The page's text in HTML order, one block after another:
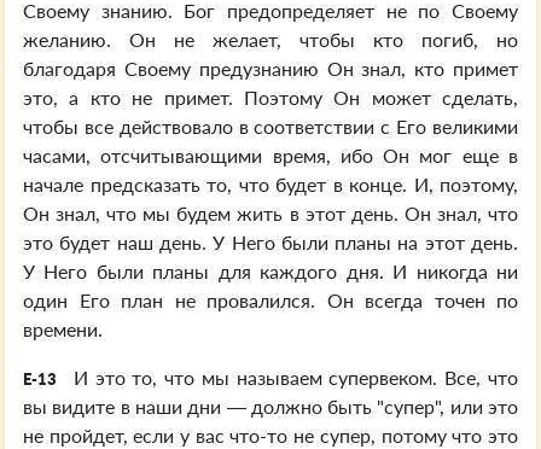
Своему знанию. Бог предопределяет не по Своему
желанию. Он не желает, чтобы кто погиб, но
благодаря Своему предузнанию Он знал, кто примет
это, а кто не примет. Поэтому Он может сделать,
чтобы все действовало в соответствии с Его великими
часами, отсчитывающими время, ибо Он мог еще в
начале предсказать то, что будет в конце. И, поэтому,
Он знал, что мы будем жить в этот день. Он знал, что
это будет наш день. У Него были планы на этот день.
У Него были планы для каждого дня. И никогда ни
один Его план не провалился. Он всегда точен по
времени.
E-13
И это то, что мы называем супервеком. Все, что
вы видите в наши дни — должно быть "супер", или это
не пройдет, если у вас что-то не супер, потому что это